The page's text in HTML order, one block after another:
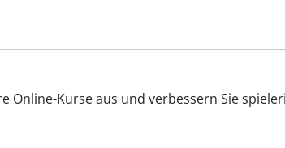
Kurse aus und verbessern Sie